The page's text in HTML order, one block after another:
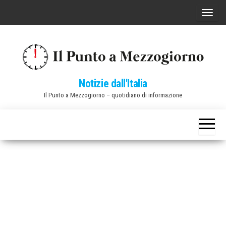
C
a
v
Notizie dall'Italia
Il Punto a Mezzogiorno – quotidiano di informazione